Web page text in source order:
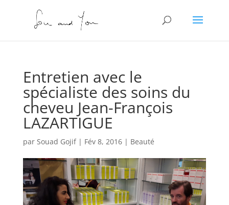
Entretien avec le
spécialiste des soins du
cheveu Jean-François
LAZARTIGUE
par Souad Gojif| Fév 8, 2016| Beauté